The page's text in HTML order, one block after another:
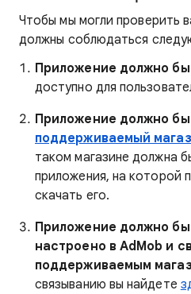
Чтобы мы могли проверить
должны соблюдаться
Приложение должно
доступно для
Приложение должно
поддерживаемый
таком магазине должна
приложения, на которой
скачать его.
Приложение должно
настроено в AdMob и
поддерживаемым
связыванию вы найдете